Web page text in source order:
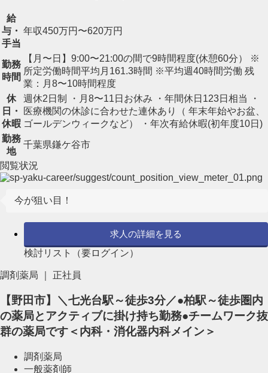
給
与・
手当
年収450万円〜620万円
勤務
時間
【月〜日】9:00〜21:00の間で9時間程度(休憩60分） ※
所定労働時間平均月161.3時間 ※平均週40時間労働 残
業：月8〜10時間程度
休
日・
休暇
週休2日制 ・月8〜11日お休み ・年間休日123日相当 ・
医療機関の休診に合わせた連休あり（ 年末年始やお盆、
ゴールデンウィークなど） ・年次有給休暇(初年度10日)
勤務
地
千葉県鎌ケ谷市
閲覧状況
今が狙い目！
求人の詳細を見る
検討リスト（要ログイン）
調剤薬局 ｜ 正社員
【野田市】＼七光台駅～徒歩3分／●柏駅～徒歩圏内
の薬局とアクティブに掛け持ち勤務●チームワーク抜
群の薬局です＜内科・消化器内科メイン＞
調剤薬局
一般薬剤師